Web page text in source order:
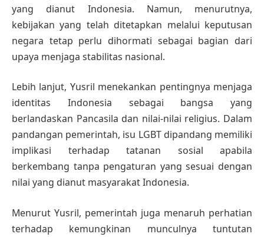
yang dianut Indonesia. Namun, menurutnya,
kebijakan yang telah ditetapkan melalui keputusan
negara tetap perlu dihormati sebagai bagian dari
upaya menjaga stabilitas nasional.
Lebih lanjut, Yusril menekankan pentingnya menjaga
identitas Indonesia sebagai bangsa yang
berlandaskan Pancasila dan nilai-nilai religius. Dalam
pandangan pemerintah, isu LGBT dipandang memiliki
implikasi terhadap tatanan sosial apabila
berkembang tanpa pengaturan yang sesuai dengan
nilai yang dianut masyarakat Indonesia.
Menurut Yusril, pemerintah juga menaruh perhatian
terhadap kemungkinan munculnya tuntutan